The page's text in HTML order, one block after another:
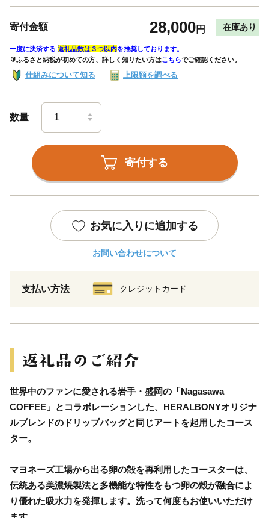
寄付金額 28,000円 在庫あり
一度に決済する 返礼品数は３つ以内を推奨しております。
🔰ふるさと納税が初めての方、詳しく知りたい方はこちらでご確認ください。
仕組みについて知る 上限額を調べる
数量
寄付する
お気に入りに追加する
お問い合わせについて
支払い方法 クレジットカード
世界中のファンに愛される岩手・盛岡の「Nagasawa
COFFEE」とコラボレーションした、HERALBONYオリジナ
ルブレンドのドリップバッグと同じアートを起用したコース
ター。
マヨネーズ工場から出る卵の殻を再利用したコースターは、
伝統ある美濃焼製法と多機能な特性をもつ卵の殻が融合によ
り優れた吸水力を発揮します。洗って何度もお使いいただけ